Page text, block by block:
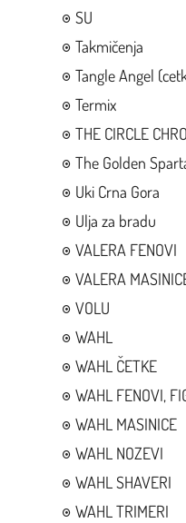
SU
Takmičenja
Tangle Angel
Termix
THE CIRCLE
The Golden
Uki Crna Gora
Ulja za bradu
VALERA FENOVI
VALERA
VOLU
WAHL
WAHL ČETKE
WAHL FENOVI,
WAHL MASINICE
WAHL NOZEVI
WAHL SHAVERI
WAHL TRIMERI